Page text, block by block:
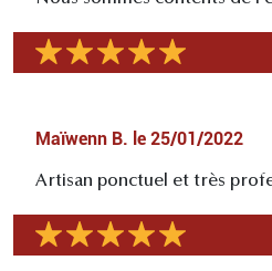
Maïwenn B. le 25/01/2022
Artisan ponctuel et très